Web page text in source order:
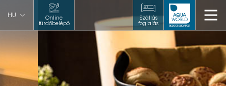
Online
fürdőbelépő
HU
Szállás
foglalás